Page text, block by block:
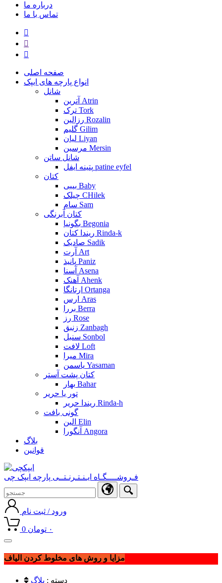
درباره ما
تماس با ما
صفحه اصلی
انواع پارچه های ایپک
شانل
آترین Atrin
ترک Tork
رزالین Rozalin
گلیم Gilim
لیان Liyan
مرسین Mersin
شانل ساتن
پتینه ایفل patine eyfel
کتان
بیبی Baby
چیلک CHilek
سام Sam
کتان آبرنگی
بگونیا Begonia
ریندا کتان Rinda-k
صادیک Sadik
آرت Art
پانیذ Paniz
آسنا Asena
آهنک Ahenk
ارتانگا Ortanga
ارس Aras
بررا Berra
رز Rose
زنبق Zanbagh
سنبل Sonbol
لافت Loft
میرا Mira
یاسمن Yasaman
کتان پشت آستر
بهار Bahar
تور یا حریر
ریندا حریر Rinda-h
گونی بافت
الین Elin
آنگورا Angora
بلاگ
قوانین
فـروشــــگـاه ایـنـتـرنـتــی پارچه ایپک چی
ورود / ثبت نام
0 ۰ تومان
Toggle
navigation
مزایا و روش های مخلوط کردن الیاف
دسته : بلاگ